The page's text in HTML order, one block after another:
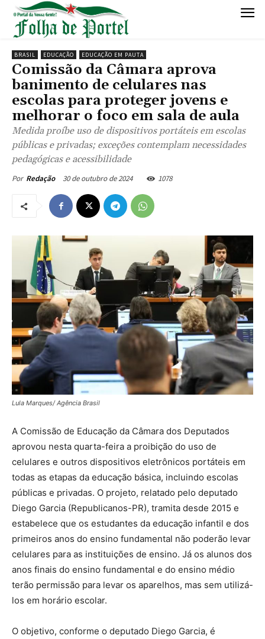
BRASIL EDUCAÇÃO EDUCAÇÃO EM PAUTA
Comissão da Câmara aprova
banimento de celulares nas
escolas para proteger jovens e
melhorar o foco em sala de aula
Medida proíbe uso de dispositivos portáteis em escolas
públicas e privadas; exceções contemplam necessidades
pedagógicas e acessibilidade
Por Redação 30 de outubro de 2024 1078
Lula Marques/ Agência Brasil
A Comissão de Educação da Câmara dos Deputados
aprovou nesta quarta-feira a proibição do uso de
celulares e outros dispositivos eletrônicos portáteis em
todas as etapas da educação básica, incluindo escolas
públicas e privadas. O projeto, relatado pelo deputado
Diego Garcia (Republicanos-PR), tramita desde 2015 e
estabelece que os estudantes da educação infantil e dos
primeiros anos do ensino fundamental não poderão levar
celulares para as instituições de ensino. Já os alunos dos
anos finais do ensino fundamental e do ensino médio
terão permissão para levar os aparelhos, mas sem utilizá-
los em horário escolar.
O objetivo, conforme o deputado Diego Garcia, é